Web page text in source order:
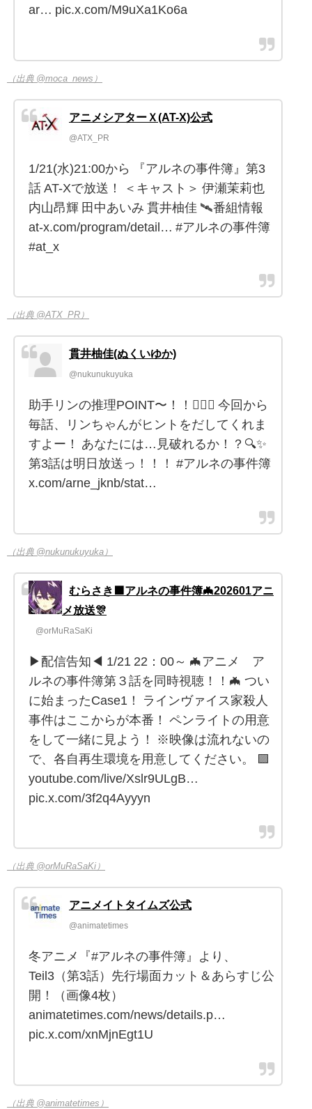
ar… pic.x.com/M9uXa1Ko6a
（出典 @moca_news）
アニメシアターＸ(AT-X)公式
@ATX_PR
1/21(水)21:00から 『アルネの事件簿』第3
話 AT-Xで放送！ ＜キャスト＞ 伊瀬茉莉也
内山昂輝 田中あいみ 貫井柚佳 🛰番組情報
at-x.com/program/detail… #アルネの事件簿
#at_x
（出典 @ATX_PR）
貫井柚佳(ぬくいゆか)
@nukunukuyuka
助手リンの推理POINT〜！！🕵️‍♀️✨ 今回から
毎話、リンちゃんがヒントをだしてくれま
すよー！ あなたには…見破れるか！？🔍✨
第3話は明日放送っ！！！ #アルネの事件簿
x.com/arne_jknb/stat…
（出典 @nukunukuyuka）
むらさき🟪アルネの事件簿🦇202601アニ
メ放送🎊
@orMuRaSaKi
▶配信告知◀ 1/21 22：00～ 🦇アニメ ア
ルネの事件簿第３話を同時視聴！！🦇 つい
に始まったCase1！ ラインヴァイス家殺人
事件はここからが本番！ ペンライトの用意
をして一緒に見よう！ ※映像は流れないの
で、各自再生環境を用意してください。 🟪
youtube.com/live/Xslr9ULgB…
pic.x.com/3f2q4Ayyyn
（出典 @orMuRaSaKi）
アニメイトタイムズ公式
@animatetimes
冬アニメ『#アルネの事件簿』より、
Teil3（第3話）先行場面カット＆あらすじ公
開！（画像4枚）
animatetimes.com/news/details.p…
pic.x.com/xnMjnEgt1U
（出典 @animatetimes）